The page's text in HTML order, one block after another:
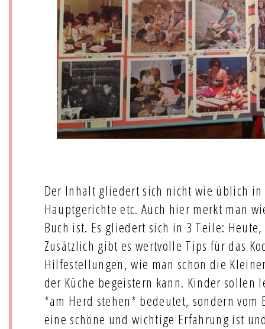
Der Inhalt gliedert sich nicht wie üblich in
Hauptgerichte etc. Auch hier merkt man
Buch ist. Es gliedert sich in 3 Teile:
Zusätzlich gibt es wertvolle Tips für das
Hilfestellungen, wie man schon die
der Küche begeistern kann. Kinder sollen
*am Herd stehen* bedeutet, sondern vom
eine schöne und wichtige Erfahrung ist